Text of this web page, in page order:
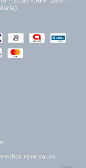
reservados.